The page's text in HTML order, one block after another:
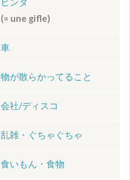
ビンタ
(= une gifle)
車
物が散らかってること
会社/ディスコ
乱雑・ぐちゃぐちゃ
食いもん・食物